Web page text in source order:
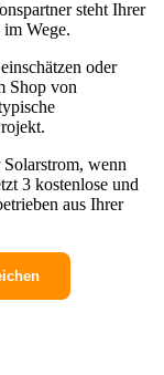
steht Ihrer
Wege.
oder
Shop von
wenn
3 kostenlose und
aus Ihrer